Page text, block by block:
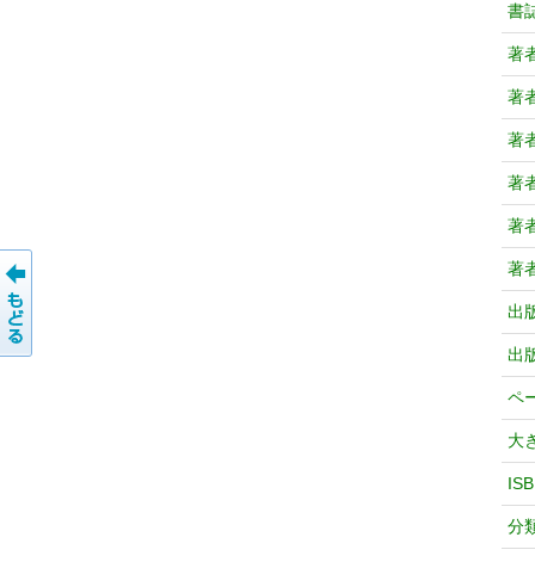
書
著
著
著
著
著
著
出
出
ペ
大
分